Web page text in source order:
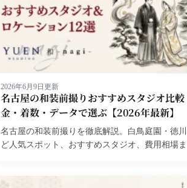
2026年6月9日更新
名古屋の和装前撮りおすすめスタジオ比
金・着数・データで選ぶ【2026年最新】
名古屋の和装前撮りを徹底解説。白鳥庭園・徳
ど人気スポット、おすすめスタジオ、費用相場ま